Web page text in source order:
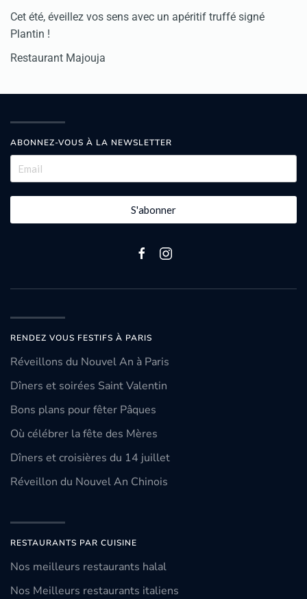
Cet été, éveillez vos sens avec un apéritif truffé signé
Plantin !
Restaurant Majouja
ABONNEZ-VOUS À LA NEWSLETTER
S'abonner
RENDEZ VOUS FESTIFS À PARIS
Réveillons du Nouvel An à Paris
Dîners et soirées Saint Valentin
Bons plans pour fêter Pâques
Où célébrer la fête des Mères
Dîners et croisières du 14 juillet
Réveillon du Nouvel An Chinois
RESTAURANTS PAR CUISINE
Nos meilleurs restaurants halal
Nos Meilleurs restaurants italiens